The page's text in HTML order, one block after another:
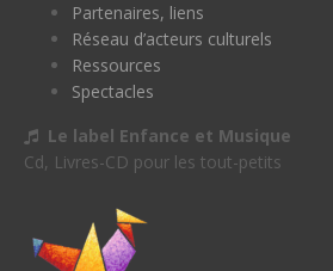
Partenaires, liens
Réseau d’acteurs culturels
Ressources
Spectacles
Le label Enfance et Musique
Cd, Livres-CD pour les tout-petits